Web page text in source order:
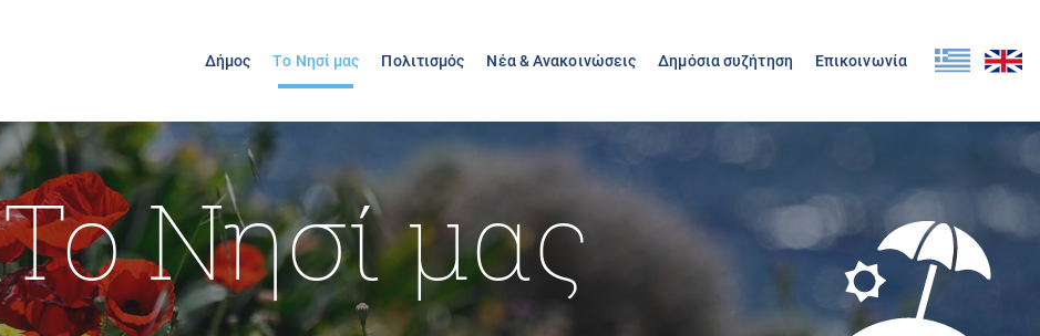
Δήμος Το Νησί μας Πολιτισμός Νέα & Ανακοινώσεις Δημόσια συζήτηση Επικοινωνία
Το Νησί μας